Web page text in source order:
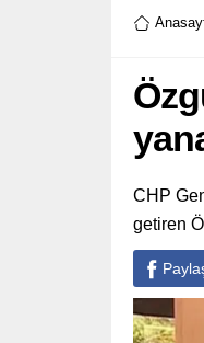
CHP
getiren